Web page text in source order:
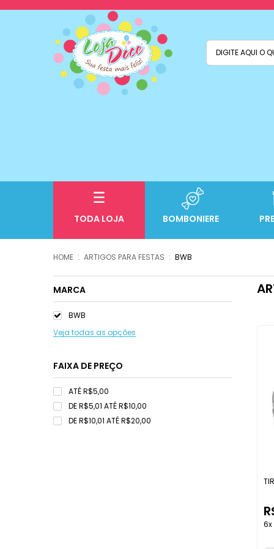
TODA LOJA BOMBONIERE
ARTIGOS PARA FESTAS BWB
MARCA
BWB
Veja todas as opções
FAIXA DE PREÇO
ATÉ R$5,00
DE R$5,01 ATÉ R$10,00
DE R$10,01 ATÉ R$20,00
6x